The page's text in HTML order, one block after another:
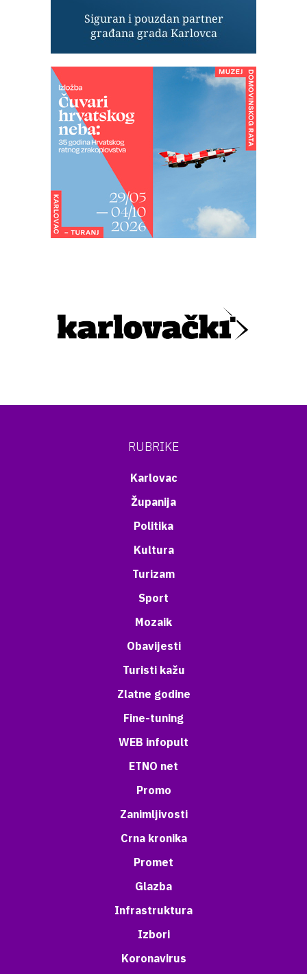
RUBRIKE
Karlovac
Županija
Politika
Kultura
Turizam
Sport
Mozaik
Obavijesti
Turisti kažu
Zlatne godine
Fine-tuning
WEB infopult
ETNO net
Promo
Zanimljivosti
Crna kronika
Promet
Glazba
Infrastruktura
Izbori
Koronavirus